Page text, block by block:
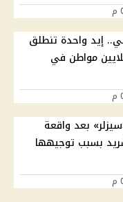
إيد واحدة تنطلق
جديدة لدعم 3 ملايين مواطن في
بعد واقعة
بسبب توجيهها